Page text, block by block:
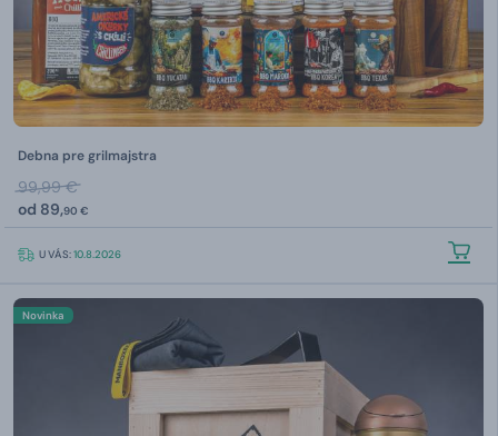
Debna pre grilmajstra
99,99 €
od 89,90 €
U VÁS:10.8.2026
Novinka